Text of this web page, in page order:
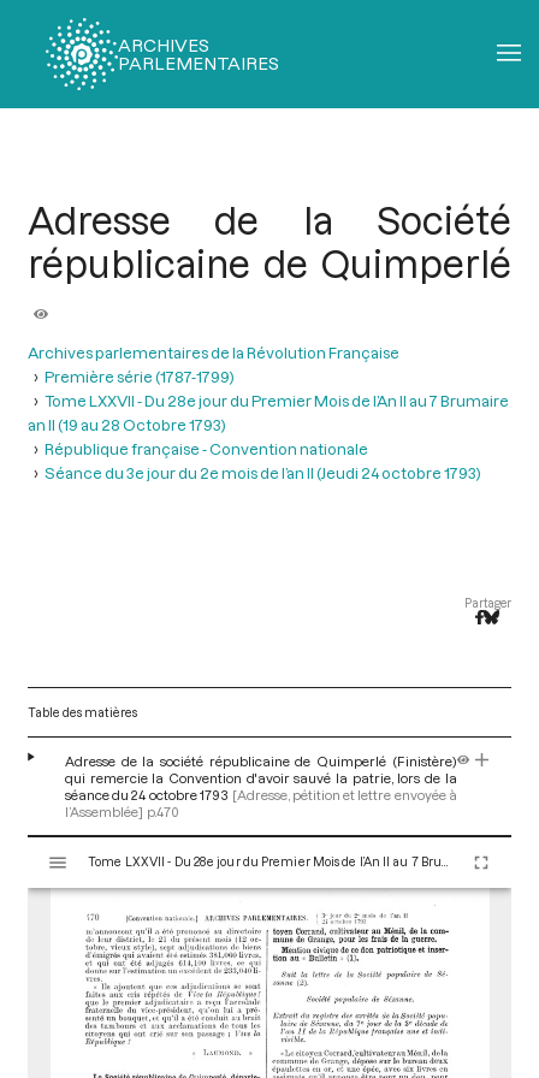
ARCHIVES
PARLEMENTAIRES
Adresse de la Société
républicaine de Quimperlé
Archives parlementaires de la Révolution Française
Première série (1787-1799)
Tome LXXVII - Du 28e jour du Premier Mois de l’An II au 7 Brumaire
an II (19 au 28 Octobre 1793)
République française - Convention nationale
Séance du 3e jour du 2e mois de l’an II (Jeudi 24 octobre 1793)
Partager
Table des matières
Adresse de la société républicaine de Quimperlé (Finistère)
qui remercie la Convention d'avoir sauvé la patrie, lors de la
séance du 24 octobre 1793 [Adresse, pétition et lettre envoyée à
l’Assemblée] p.470
s